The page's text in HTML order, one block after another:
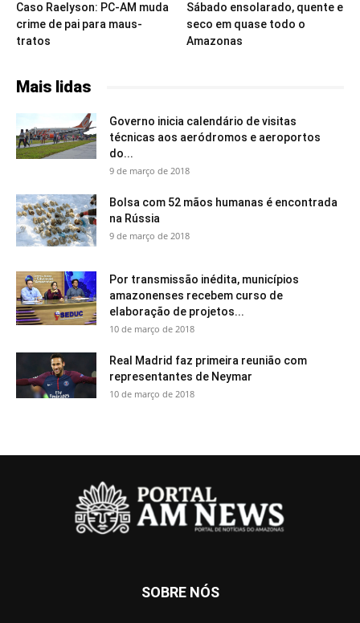
Caso Raelyson: PC-AM muda
crime de pai para maus-
tratos
Sábado ensolarado, quente e
seco em quase todo o
Amazonas
Mais lidas
Governo inicia calendário de visitas
técnicas aos aeródromos e aeroportos
do...
9 de março de 2018
Bolsa com 52 mãos humanas é encontrada
na Rússia
9 de março de 2018
Por transmissão inédita, municípios
amazonenses recebem curso de
elaboração de projetos...
10 de março de 2018
Real Madrid faz primeira reunião com
representantes de Neymar
10 de março de 2018
SOBRE NÓS